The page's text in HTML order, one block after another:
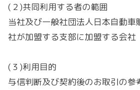
(２)共同利用する者の範囲
当社及び一般社団法人日本自動車
社が加盟する支部に加盟する会社
(３)利用目的
与信判断及び契約後のお取引の参